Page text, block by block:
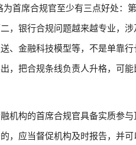
为首席合规官至少有三点好处：
，银行合规问题越来越专业，涉
、金融科技模型等，不是单靠
，把合规条线负责人升格，可
机构的首席合规官具备实质参
，应当督促机构及时报告，并